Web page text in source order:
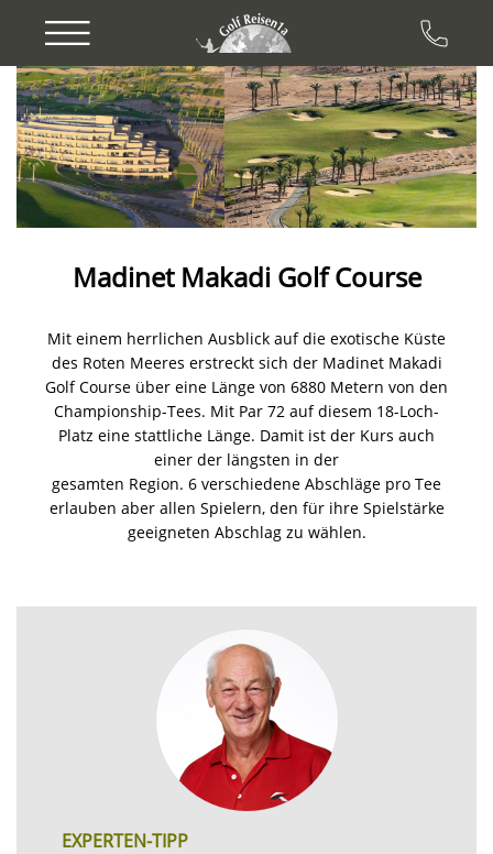
Previous Next
Madinet Makadi Golf Course
Mit einem herrlichen Ausblick auf die exotische Küste
des Roten Meeres erstreckt sich der Madinet Makadi
Golf Course über eine Länge von 6880 Metern von den
Championship-Tees. Mit Par 72 auf diesem 18-Loch-
Platz eine stattliche Länge. Damit ist der Kurs auch
einer der längsten in der
gesamten Region. 6 verschiedene Abschläge pro Tee
erlauben aber allen Spielern, den für ihre Spielstärke
geeigneten Abschlag zu wählen.
EXPERTEN-TIPP